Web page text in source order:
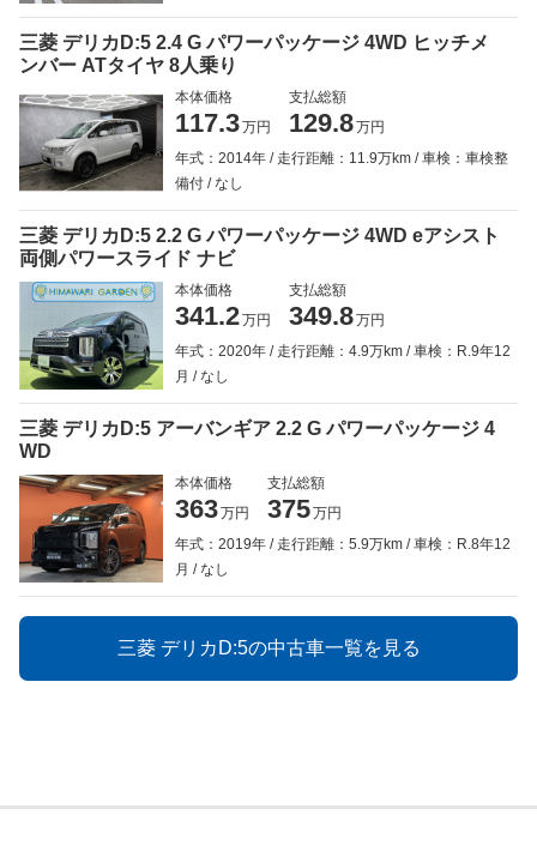
三菱 デリカD:5 2.4 G パワーパッケージ 4WD ヒッチメ
ンバー ATタイヤ 8人乗り
本体価格
117.3万円
支払総額
129.8万円
年式：2014年
走行距離：11.9万km
車検：車検整
備付
なし
三菱 デリカD:5 2.2 G パワーパッケージ 4WD eアシスト
両側パワースライド ナビ
本体価格
341.2万円
支払総額
349.8万円
年式：2020年
走行距離：4.9万km
車検：R.9年12
月
なし
三菱 デリカD:5 アーバンギア 2.2 G パワーパッケージ 4
WD
本体価格
363万円
支払総額
375万円
年式：2019年
走行距離：5.9万km
車検：R.8年12
月
なし
三菱 デリカD:5の中古車一覧を見る